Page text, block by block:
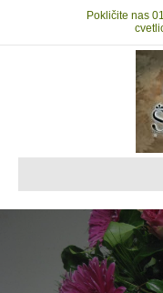
Pokličite nas